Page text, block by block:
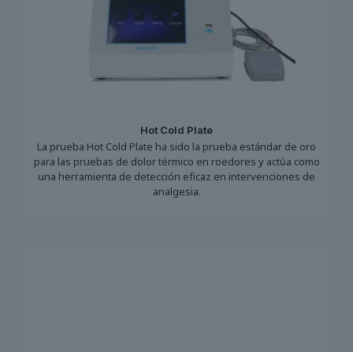
Hot Cold Plate
La prueba Hot Cold Plate ha sido la prueba estándar de oro
para las pruebas de dolor térmico en roedores y actúa como
una herramienta de detección eficaz en intervenciones de
analgesia.